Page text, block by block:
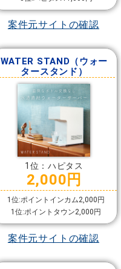
案件元サイトの確認
WATER STAND（ウォー
タースタンド）
1位：ハピタス
2,000円
1位:ポイントインカム2,000円
1位:ポイントタウン2,000円
案件元サイトの確認